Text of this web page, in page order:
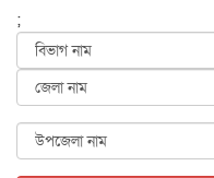
জুলাইয়ের
;